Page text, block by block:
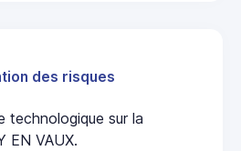
des risques
technologique sur la
EN VAUX.